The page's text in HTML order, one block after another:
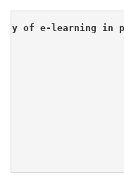
of e-learning in